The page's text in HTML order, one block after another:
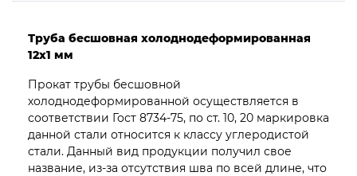
Труба бесшовная холоднодеформированная
12х1 мм
Прокат трубы бесшовной
холоднодеформированной осуществляется в
соответствии Гост 8734-75, по ст. 10, 20 маркировка
данной стали относится к классу углеродистой
стали. Данный вид продукции получил свое
название, из-за отсутствия шва по всей длине, что